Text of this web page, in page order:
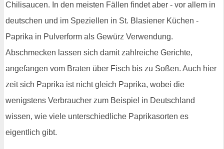
Chilisaucen. In den meisten Fällen findet aber - vor allem in
deutschen und im Speziellen in St. Blasiener Küchen -
Paprika in Pulverform als Gewürz Verwendung.
Abschmecken lassen sich damit zahlreiche Gerichte,
angefangen vom Braten über Fisch bis zu Soßen. Auch hier
zeit sich Paprika ist nicht gleich Paprika, wobei die
wenigstens Verbraucher zum Beispiel in Deutschland
wissen, wie viele unterschiedliche Paprikasorten es
eigentlich gibt.